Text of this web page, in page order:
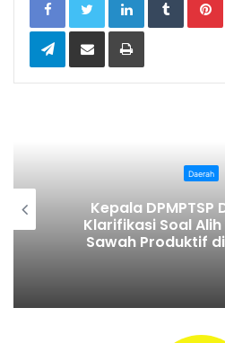
Telegram Print
Daerah
Kepala DPMPTSP
Klarifikasi Soal Alih
Sawah Produktif di